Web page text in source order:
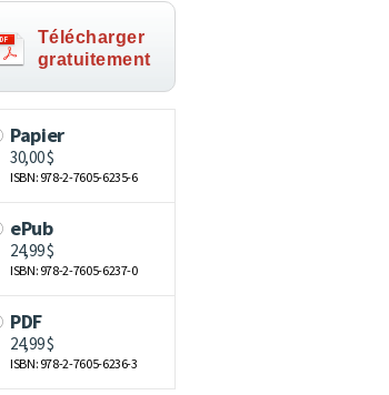
Télécharger
gratuitement